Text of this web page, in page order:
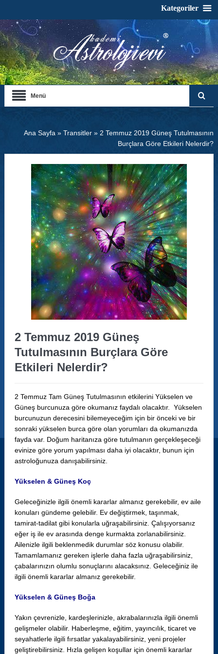
Menü
Ana Sayfa »Transitler »2 Temmuz 2019 Güneş Tutulmasının
Burçlara Göre Etkileri Nelerdir?
2 Temmuz 2019 Güneş
Tutulmasının Burçlara Göre
Etkileri Nelerdir?
2 Temmuz Tam Güneş Tutulmasının etkilerini Yükselen ve
Güneş burcunuza göre okumanız faydalı olacaktır. Yükselen
burcunuzun derecesini bilemeyeceğim için bir önceki ve bir
sonraki yükselen burca göre olan yorumları da okumanızda
fayda var. Doğum haritanıza göre tutulmanın gerçekleşeceği
evinize göre yorum yapılması daha iyi olacaktır, bunun için
astroloğunuza danışabilirsiniz.
Yükselen & Güneş Koç
Geleceğinizle ilgili önemli kararlar almanız gerekebilir, ev aile
konuları gündeme gelebilir. Ev değiştirmek, taşınmak,
tamirat-tadilat gibi konularla uğraşabilirsiniz. Çalışıyorsanız
eğer iş ile ev arasında denge kurmakta zorlanabilirsiniz.
Ailenizle ilgili beklenmedik durumlar söz konusu olabilir.
Tamamlamanız gereken işlerle daha fazla uğraşabilirsiniz,
çabalarınızın olumlu sonuçlarını alacaksınız. Geleceğiniz ile
ilgili önemli kararlar almanız gerekebilir.
Yükselen & Güneş Boğa
Yakın çevrenizle, kardeşlerinizle, akrabalarınızla ilgili önemli
gelişmeler olabilir. Haberleşme, eğitim, yayıncılık, ticaret ve
seyahatlerle ilgili fırsatlar yakalayabilirsiniz, yeni projeler
geliştirebilirsiniz. Hızla gelişen koşullar için önemli kararlar
Kategoriler